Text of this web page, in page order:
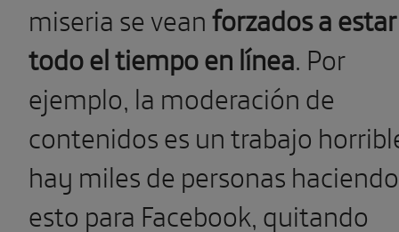
miseria se veanforzados a estar
todo el tiempo en línea. Por
ejemplo, la moderación de
contenidos es un trabajo
hay miles de personas haciendo
esto para Facebook, quitando